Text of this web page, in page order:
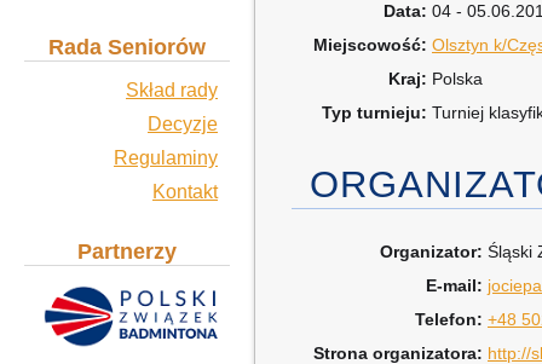
Rada Seniorów
Skład rady
Decyzje
Regulaminy
Kontakt
Partnerzy
Data: 04 -
Miejscowość: Olsztyn k/
Kraj: Polska
Typ turnieju: Turniej
Organizator: Śląski
E-mail:
Telefon: +48
Strona organizatora: http://